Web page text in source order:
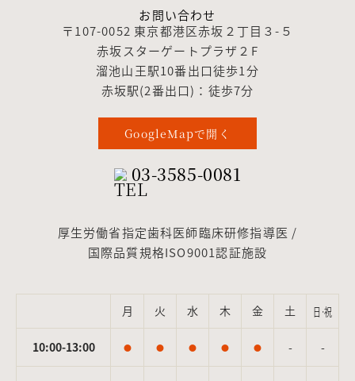
お問い合わせ
〒107-0052 東京都港区赤坂２丁目３-５
赤坂スターゲートプラザ２F
溜池山王駅10番出口徒歩1分
赤坂駅(2番出口)：徒歩7分
GoogleMapで開く
03-3585-0081
厚生労働省指定歯科医師臨床研修指導医 /
国際品質規格ISO9001認証施設
月 火 水 木 金 土 日·祝
10:00-13:00 ● ● ● ● ● - -